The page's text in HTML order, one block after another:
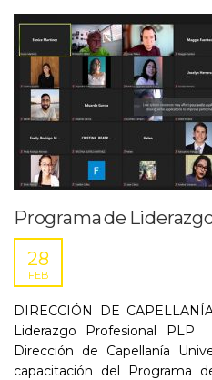
Programa de
28
FEB
DIRECCIÓN DE
Liderazgo Profesional
Dirección de Capellanía
capacitación del Programa